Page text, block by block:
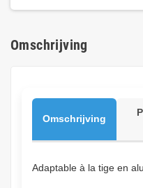
Omschrijving
Omschrijving
Adaptable à la tige en